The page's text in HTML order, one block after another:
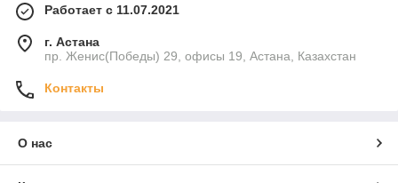
Работает с 11.07.2021
г. Астана
пр. Женис(Победы) 29, офисы 19, Астана, Казахстан
Контакты
О нас